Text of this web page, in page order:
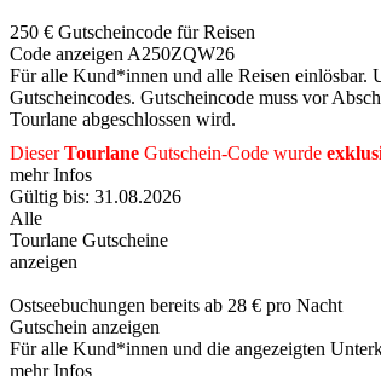
250 € Gutscheincode für Reisen
Code anzeigen A250ZQW26
Für alle Kund*innen und alle Reisen einlösbar.
Gutscheincodes. Gutscheincode muss vor
Tourlane abgeschlossen wird.
DieserTourlane Gutschein-Code wurde
mehr Infos
Gültig bis: 31.08.2026
Alle
Tourlane Gutscheine
anzeigen
Ostseebuchungen bereits ab 28 € pro Nacht
Gutschein anzeigen
Für alle Kund*innen und die angezeigten
mehr Infos